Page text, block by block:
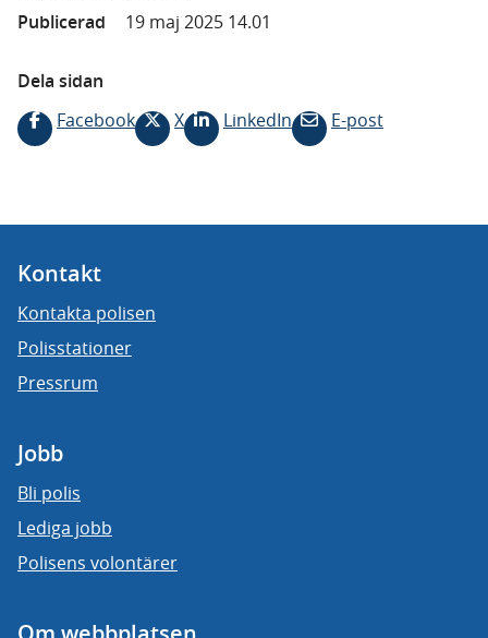
Publicerad
19 maj 2025 14.01
Dela sidan
Facebook
X LinkedIn E-post
Kontakt
Kontakta polisen
Polisstationer
Pressrum
Jobb
Bli polis
Lediga jobb
Polisens volontärer